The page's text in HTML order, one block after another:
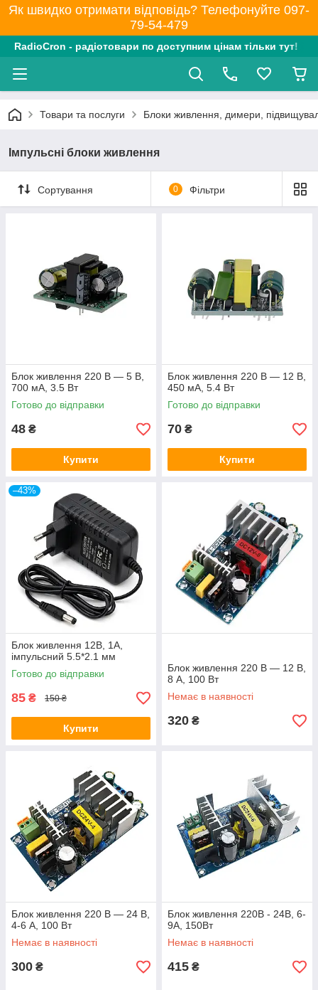
Як швидко отримати відповідь? Телефонуйте 097-
79-54-479
RadioCron - радіотовари по доступним цінам тільки тут!
Товари та послуги Блоки живлення, димери,
Імпульсні блоки живлення
Сортування 0 Фільтри
Блок живлення 220 В — 5 В,
700 мА, 3.5 Вт
Готово до відправки
48 ₴
Купити
Блок живлення 220 В — 12 В,
450 мА, 5.4 Вт
Готово до відправки
70 ₴
Купити
–43%
Блок живлення 12В, 1А,
імпульсний 5.5*2.1 мм
Готово до відправки
85 ₴ 150 ₴
Купити
Блок живлення 220 В — 12 В,
8 А, 100 Вт
Немає в наявності
320 ₴
Блок живлення 220 В — 24 В,
4-6 А, 100 Вт
Немає в наявності
300 ₴
Блок живлення 220В - 24В, 6-
9А, 150Вт
Немає в наявності
415 ₴